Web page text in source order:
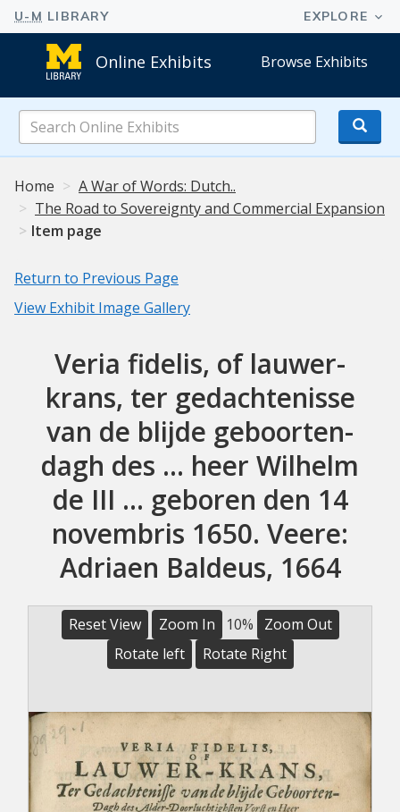
Online Exhibits Browse Exhibits
Online
Exhibits
Home
A War of Words: Dutch..
The Road to Sovereignty and Commercial Expansion
Item page
Return to Previous Page
View Exhibit Image Gallery
Veria fidelis, of lauwer-
krans, ter gedachtenisse
van de blijde geboorten-
dagh des ... heer Wilhelm
de III ... geboren den 14
novembris 1650. Veere:
Adriaen Baldeus, 1664
Reset View Zoom In 10%
Zoom Out
Rotate left
Rotate Right